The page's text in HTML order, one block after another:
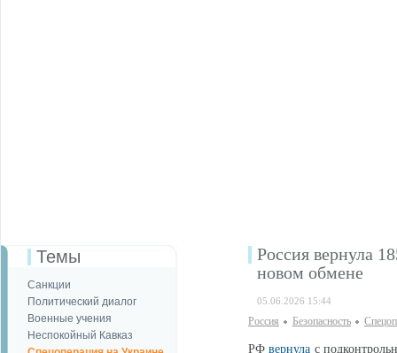
Темы
Санкции
Политический диалог
Военные учения
Неспокойный Кавказ
Россия вернула
новом обмене
05.06.2026 15:44
Россия Безопаcность
РФвернула с